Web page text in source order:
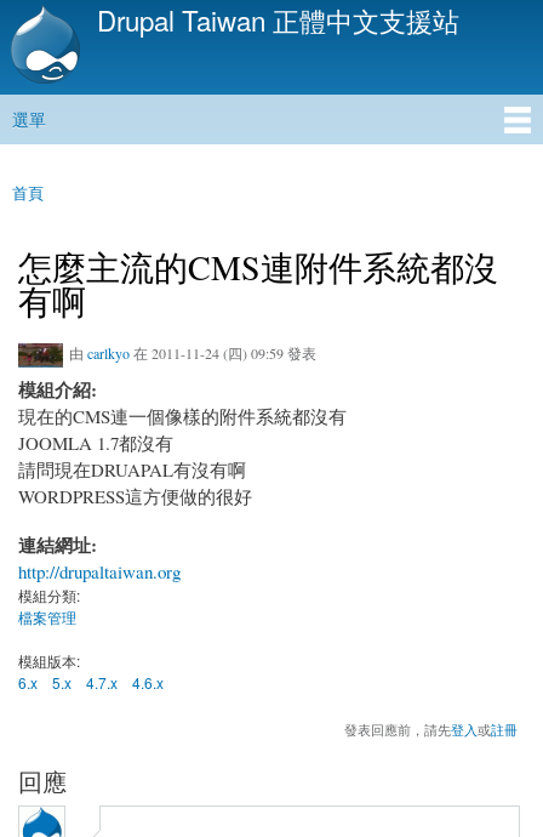
移
內
Drupal Taiwan 正體中文支援站
主選單
選單
您在這裡
首頁
怎麼主流的CMS連附件系統都沒
有啊
由 carlkyo在 2011-11-24 (四) 09:59 發表
模組介紹:
現在的CMS連一個像樣的附件系統都沒有
JOOMLA 1.7都沒有
請問現在DRUAPAL有沒有啊
WORDPRESS這方便做的很好
連結網址:
http://drupaltaiwan.org
模組分類:
檔案管理
模組版本:
6.x
5.x 4.7.x 4.6.x
發表回應前，請先登入或註冊
回應